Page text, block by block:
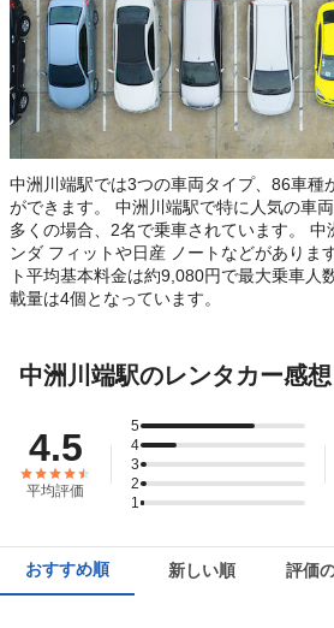
中洲川端駅では3つの車両タイプ、86車種
ができます。 中洲川端駅で特に人気の車
多くの場合、2名で乗車されています。
ンダ フィットや日産 ノートなどがありま
ト平均基本料金は約9,080円で最大乗車人
載量は4個となっています。
中洲川端駅のレンタカー感
4.5
平均評価
5
4
3
2
1
おすすめ順 新しい順 評価